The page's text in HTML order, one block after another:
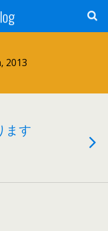
2013
ます